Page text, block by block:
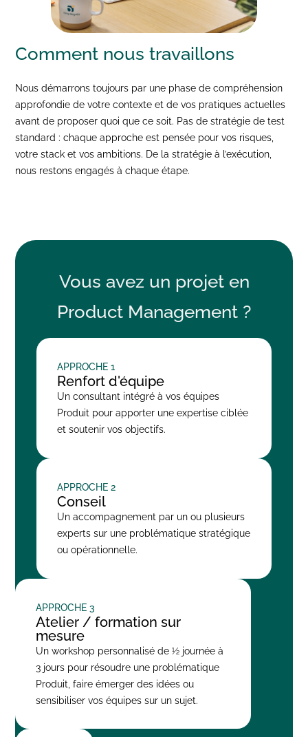
Comment nous travaillons
Nous démarrons toujours par une phase de compréhension
approfondie de votre contexte et de vos pratiques actuelles
avant de proposer quoi que ce soit. Pas de stratégie de test
standard : chaque approche est pensée pour vos risques,
votre stack et vos ambitions. De la stratégie à l’exécution,
nous restons engagés à chaque étape.
Vous avez un projet en
Product Management ?
APPROCHE 1
Renfort d'équipe
Un consultant intégré à vos équipes
Produit pour apporter une expertise ciblée
et soutenir vos objectifs.
APPROCHE 2
Conseil
Un accompagnement par un ou plusieurs
experts sur une problématique stratégique
ou opérationnelle.
APPROCHE 3
Atelier / formation sur
mesure
Un workshop personnalisé de ½ journée à
3 jours pour résoudre une problématique
Produit, faire émerger des idées ou
sensibiliser vos équipes sur un sujet.